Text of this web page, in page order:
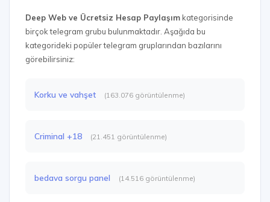
Deep Web ve Ücretsiz Hesap Paylaşım kategorisinde
birçok telegram grubu bulunmaktadır. Aşağıda bu
kategorideki popüler telegram gruplarından bazılarını
görebilirsiniz:
Korku ve vahşet (163.076 görüntülenme)
Criminal +18 (21.451 görüntülenme)
bedava sorgu panel (14.516 görüntülenme)